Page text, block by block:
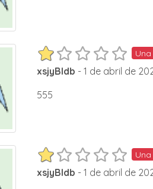
xsjyBldb - 1 de abril de
555
xsjyBldb - 1 de abril de